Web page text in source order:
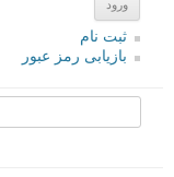
ثبت نام
بازیابی رمز عبور